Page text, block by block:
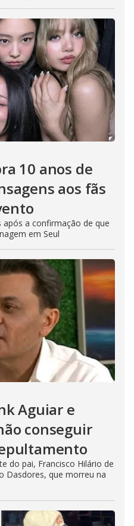
10 anos de
aos fãs
a confirmação de que
em Seul
Aguiar e
conseguir
do pai, Francisco Hilário de
Dasdores, que morreu na